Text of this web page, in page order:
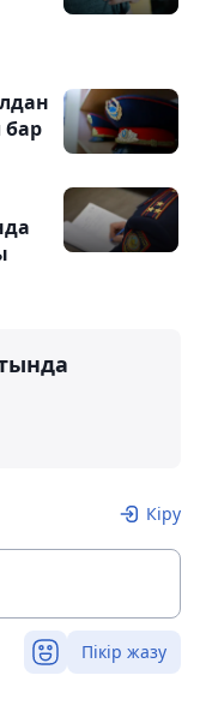
бар
Кіру
Пікір жазу